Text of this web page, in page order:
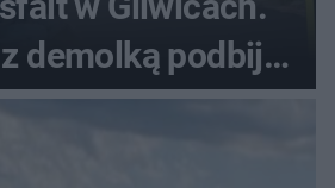
demolką podbija
sieć